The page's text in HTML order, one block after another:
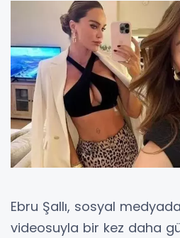
Ebru Şallı, sosyal
videosuyla bir kez daha